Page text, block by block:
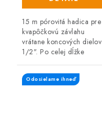
15 m pórovitá hadica pre
kvapôčkovú závlahu
vrátane koncových dielov
1/2". Po celej dĺžke
rovnomerne voda a tým
optimálne zavlažuje
Odosielame ihneď